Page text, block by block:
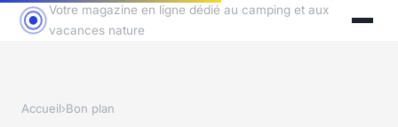
Votre magazine en ligne dédié au camping et aux
vacances nature
Accueil›Bon plan